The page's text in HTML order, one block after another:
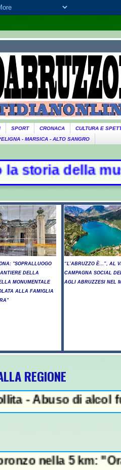
SPORT CRONACA
CULTURA E
- MARSICA - ALTO SANGRO
-
"SOPRALLUOGO
DELLA
MONUMENTALE
ALLA FAMIGLIA
“L’ABRUZZO È…”, AL
CAMPAGNA SOCIAL
AGLI ABRUZZESI NEL
REGIONE
alcol fuori
km: "Ora ci
IN